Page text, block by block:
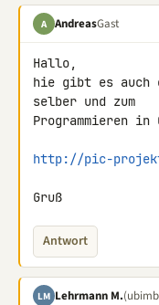
A AndreasGast
Hallo,
hie gibt es auch
selber und zum
Programmieren in
http://pic-
Gruß
Antwort
LM Lehrmann M.